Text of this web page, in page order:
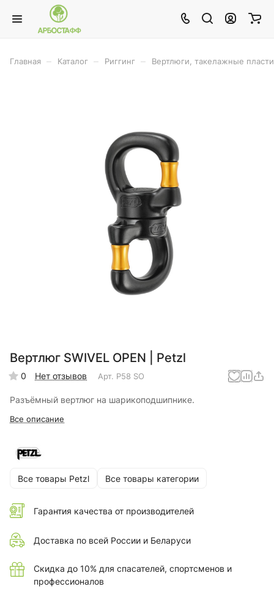
Главная Каталог Риггинг Вертлюги, такелажные
Вертлюг SWIVEL OPEN | Petzl
0 Нет отзывов Арт. P58 SO
Разъёмный вертлюг на шарикоподшипнике.
Все описание
Все товары Petzl Все товары категории
Гарантия качества от производителей
Доставка по всей России и Беларуси
Скидка до 10% для спасателей, спортсменов и
профессионалов